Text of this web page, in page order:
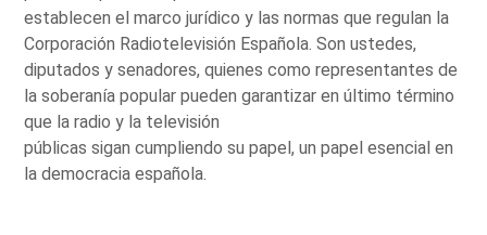
establecen el marco jurídico y las normas que regulan la
Corporación Radiotelevisión Española. Son ustedes,
diputados y senadores, quienes como representantes de
la soberanía popular pueden garantizar en último término
que la radio y la televisión
públicas sigan cumpliendo su papel, un papel esencial en
la democracia española.